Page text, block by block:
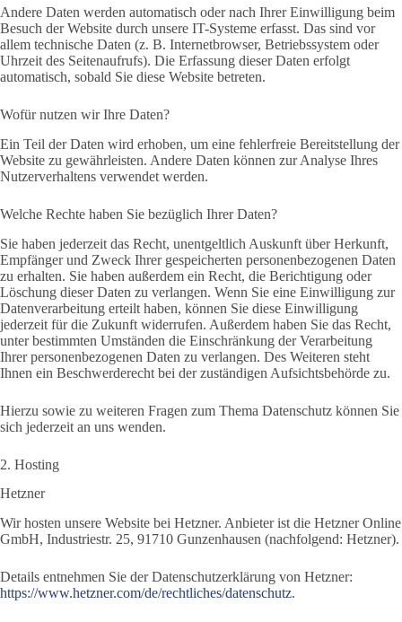
Andere Daten werden automatisch oder nach Ihrer Einwilligung beim
Besuch der Website durch unsere IT-Systeme erfasst. Das sind vor
allem technische Daten (z. B. Internetbrowser, Betriebssystem oder
Uhrzeit des Seitenaufrufs). Die Erfassung dieser Daten erfolgt
automatisch, sobald Sie diese Website betreten.
Wofür nutzen wir Ihre Daten?
Ein Teil der Daten wird erhoben, um eine fehlerfreie Bereitstellung der
Website zu gewährleisten. Andere Daten können zur Analyse Ihres
Nutzerverhaltens verwendet werden.
Welche Rechte haben Sie bezüglich Ihrer Daten?
Sie haben jederzeit das Recht, unentgeltlich Auskunft über Herkunft,
Empfänger und Zweck Ihrer gespeicherten personenbezogenen Daten
zu erhalten. Sie haben außerdem ein Recht, die Berichtigung oder
Löschung dieser Daten zu verlangen. Wenn Sie eine Einwilligung zur
Datenverarbeitung erteilt haben, können Sie diese Einwilligung
jederzeit für die Zukunft widerrufen. Außerdem haben Sie das Recht,
unter bestimmten Umständen die Einschränkung der Verarbeitung
Ihrer personenbezogenen Daten zu verlangen. Des Weiteren steht
Ihnen ein Beschwerderecht bei der zuständigen Aufsichtsbehörde zu.
Hierzu sowie zu weiteren Fragen zum Thema Datenschutz können Sie
sich jederzeit an uns wenden.
2. Hosting
Hetzner
Wir hosten unsere Website bei Hetzner. Anbieter ist die Hetzner Online
GmbH, Industriestr. 25, 91710 Gunzenhausen (nachfolgend: Hetzner).
Details entnehmen Sie der Datenschutzerklärung von Hetzner:
https://www.hetzner.com/de/rechtliches/datenschutz.